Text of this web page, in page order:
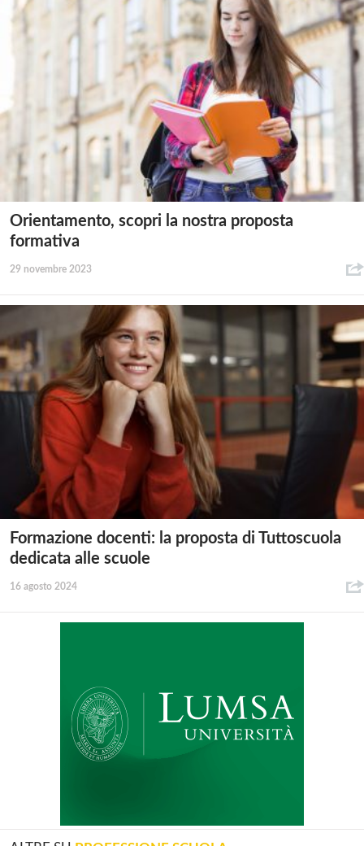
Orientamento, scopri la nostra proposta
formativa
29 novembre 2023
Formazione docenti: la proposta di Tuttoscuola
dedicata alle scuole
16 agosto 2024